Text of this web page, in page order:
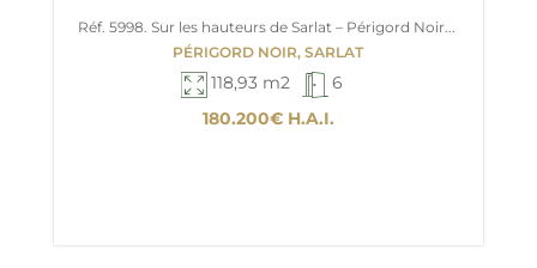
Réf. 5998. Sur les hauteurs de Sarlat – Périgord Noir...
PÉRIGORD NOIR, SARLAT
118,93 m2
6
180.200€H.A.I.